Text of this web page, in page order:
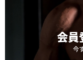
会員
今